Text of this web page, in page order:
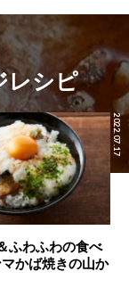
レシピ
2022.07.17
ふわふわの食べ
かば焼きの山か